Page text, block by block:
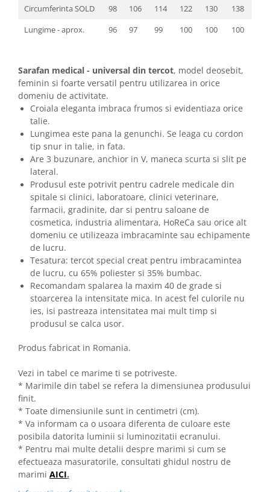
Circumferinta SOLD 98 106 114 122 130
138
Lungime - aprox.
96 97 99 100 100 100
Sarafan medical - universal din tercot, model deosebit,
feminin si foarte versatil pentru utilizarea in orice
domeniu de activitate.
Croiala eleganta imbraca frumos si evidentiaza orice
talie.
Lungimea este pana la genunchi. Se leaga cu cordon
tip snur in talie, in fata.
Are 3 buzunare, anchior in V, maneca scurta si slit pe
lateral.
Produsul este potrivit pentru cadrele medicale din
spitale si clinici, laboratoare, clinici veterinare,
farmacii, gradinite, dar si pentru saloane de
cosmetica, industria alimentara, HoReCa sau orice alt
domeniu ce utilizeaza imbracaminte sau echipamente
de lucru.
Tesatura: tercot special creat pentru imbracamintea
de lucru, cu 65% poliester si 35% bumbac.
Recomandam spalarea la maxim 40 de grade si
stoarcerea la intensitate mica. In acest fel culorile nu
ies, isi pastreaza intensitatea mai mult timp si
produsul se calca usor.
Produs fabricat in Romania.
Vezi in tabel ce marime ti se potriveste.
* Marimile din tabel se refera la dimensiunea produsului
finit.
* Toate dimensiunile sunt in centimetri (cm).
* Va informam ca o usoara diferenta de culoare este
posibila datorita luminii si luminozitatii ecranului.
* Pentru mai multe detalii despre marimi si cum se
efectueaza masuratorile, consultati ghidul nostru de
marimi AICI.